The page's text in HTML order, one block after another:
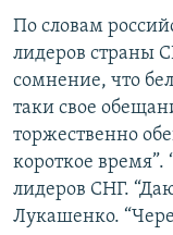
По словам
лидеров страны
сомнение, что
таки свое
торжественно
короткое время”.
лидеров СНГ.
Лукашенко.